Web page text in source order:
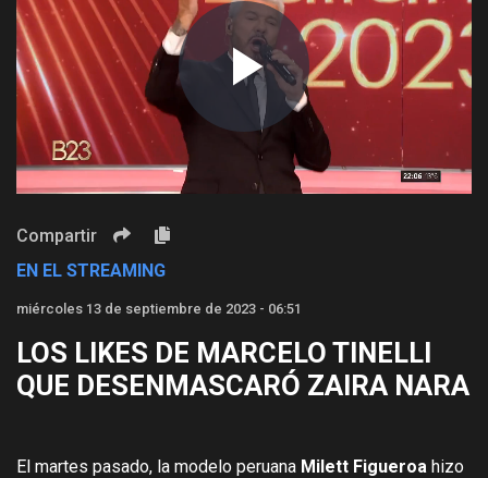
Compartir
EN EL STREAMING
miércoles 13 de septiembre de 2023 - 06:51
LOS LIKES DE MARCELO TINELLI
QUE DESENMASCARÓ ZAIRA NARA
El martes pasado, la modelo peruana Milett Figueroa hizo